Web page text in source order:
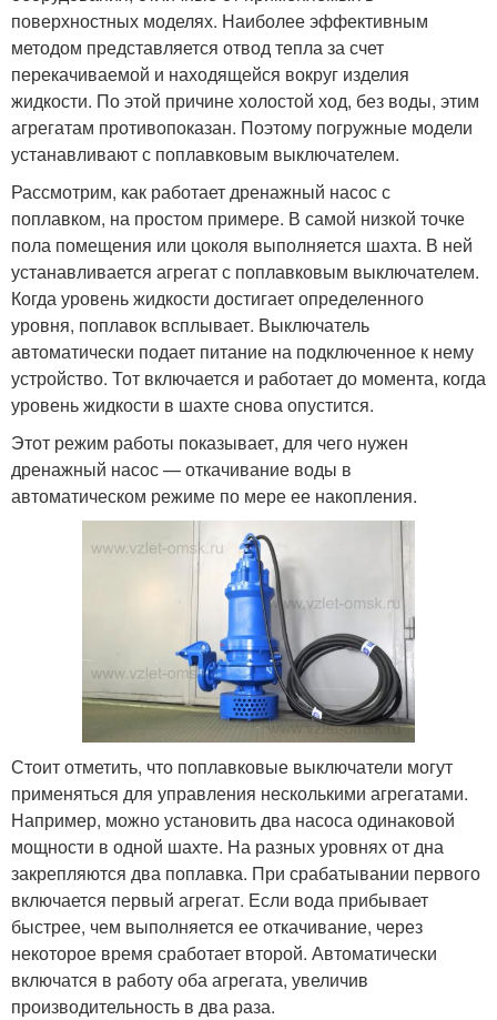
поверхностных моделях. Наиболее эффективным
методом представляется отвод тепла за счет
перекачиваемой и находящейся вокруг изделия
жидкости. По этой причине холостой ход, без воды, этим
агрегатам противопоказан. Поэтому погружные модели
устанавливают с поплавковым выключателем.
Рассмотрим, как работает дренажный насос с
поплавком, на простом примере. В самой низкой точке
пола помещения или цоколя выполняется шахта. В ней
устанавливается агрегат с поплавковым выключателем.
Когда уровень жидкости достигает определенного
уровня, поплавок всплывает. Выключатель
автоматически подает питание на подключенное к нему
устройство. Тот включается и работает до момента, когда
уровень жидкости в шахте снова опустится.
Этот режим работы показывает, для чего нужен
дренажный насос — откачивание воды в
автоматическом режиме по мере ее накопления.
Стоит отметить, что поплавковые выключатели могут
применяться для управления несколькими агрегатами.
Например, можно установить два насоса одинаковой
мощности в одной шахте. На разных уровнях от дна
закрепляются два поплавка. При срабатывании первого
включается первый агрегат. Если вода прибывает
быстрее, чем выполняется ее откачивание, через
некоторое время сработает второй. Автоматически
включатся в работу оба агрегата, увеличив
производительность в два раза.